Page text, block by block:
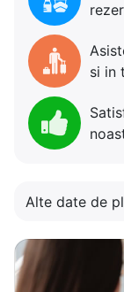
si in
Alte date de